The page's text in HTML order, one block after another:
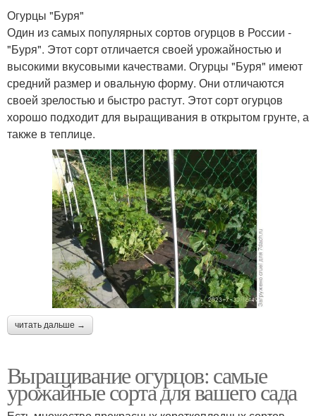
Огурцы "Буря"
Один из самых популярных сортов огурцов в России -
"Буря". Этот сорт отличается своей урожайностью и
высокими вкусовыми качествами. Огурцы "Буря" имеют
средний размер и овальную форму. Они отличаются
своей зрелостью и быстро растут. Этот сорт огурцов
хорошо подходит для выращивания в открытом грунте, а
также в теплице.
читать дальше →
Выращивание огурцов: самые
урожайные сорта для вашего сада